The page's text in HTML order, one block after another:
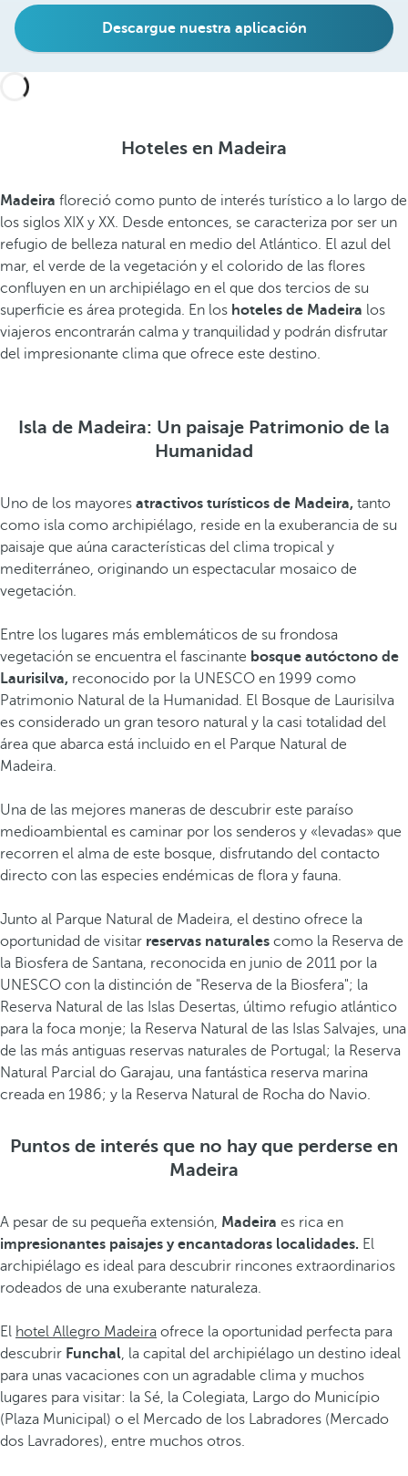
Descargue nuestra aplicación
Hoteles en Madeira
Madeira floreció como punto de interés turístico a lo largo de
los siglos XIX y XX. Desde entonces, se caracteriza por ser un
refugio de belleza natural en medio del Atlántico. El azul del
mar, el verde de la vegetación y el colorido de las flores
confluyen en un archipiélago en el que dos tercios de su
superficie es área protegida. En los hoteles de Madeira los
viajeros encontrarán calma y tranquilidad y podrán disfrutar
del impresionante clima que ofrece este destino.
Isla de Madeira: Un paisaje Patrimonio de la
Humanidad
Uno de los mayores atractivos turísticos de Madeira, tanto
como isla como archipiélago, reside en la exuberancia de su
paisaje que aúna características del clima tropical y
mediterráneo, originando un espectacular mosaico de
vegetación.
Entre los lugares más emblemáticos de su frondosa
vegetación se encuentra el fascinante bosque autóctono de
Laurisilva, reconocido por la UNESCO en 1999 como
Patrimonio Natural de la Humanidad. El Bosque de Laurisilva
es considerado un gran tesoro natural y la casi totalidad del
área que abarca está incluido en el Parque Natural de
Madeira.
Una de las mejores maneras de descubrir este paraíso
medioambiental es caminar por los senderos y «levadas» que
recorren el alma de este bosque, disfrutando del contacto
directo con las especies endémicas de flora y fauna.
Junto al Parque Natural de Madeira, el destino ofrece la
oportunidad de visitar reservas naturales como la Reserva de
la Biosfera de Santana, reconocida en junio de 2011 por la
UNESCO con la distinción de "Reserva de la Biosfera"; la
Reserva Natural de las Islas Desertas, último refugio atlántico
para la foca monje; la Reserva Natural de las Islas Salvajes, una
de las más antiguas reservas naturales de Portugal; la Reserva
Natural Parcial do Garajau, una fantástica reserva marina
creada en 1986; y la Reserva Natural de Rocha do Navio.
Puntos de interés que no hay que perderse en
Madeira
A pesar de su pequeña extensión, Madeira es rica en
impresionantes paisajes y encantadoras localidades. El
archipiélago es ideal para descubrir rincones extraordinarios
rodeados de una exuberante naturaleza.
El hotel Allegro Madeira ofrece la oportunidad perfecta para
descubrir Funchal, la capital del archipiélago un destino ideal
para unas vacaciones con un agradable clima y muchos
lugares para visitar: la Sé, la Colegiata, Largo do Município
(Plaza Municipal) o el Mercado de los Labradores (Mercado
dos Lavradores), entre muchos otros.